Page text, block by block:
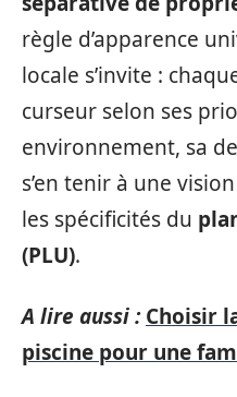
règle d’apparence
locale s’invite :
curseur selon ses
environnement, sa
s’en tenir à une
les spécificités du
(PLU).
A lire aussi : Choisir
piscine pour une